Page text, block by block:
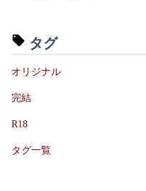
タグ
オリジナル
完結
R18
タグ一覧